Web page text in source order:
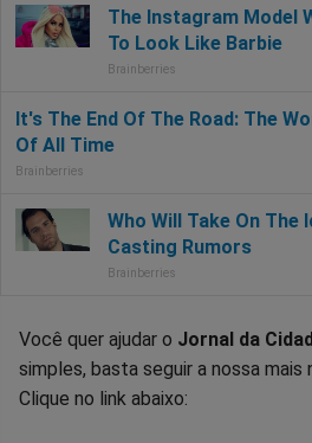
Você quer ajudar o Jornal da
simples, basta seguir a nossa mais
Clique no link abaixo: